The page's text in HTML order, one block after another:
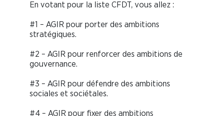
En votant pour la liste CFDT, vous allez :
#1 – AGIR pour porter des ambitions
stratégiques.
#2 – AGIR pour renforcer des ambitions de
gouvernance.
#3 – AGIR pour défendre des ambitions
sociales et sociétales.
#4 – AGIR pour fixer des ambitions